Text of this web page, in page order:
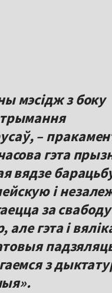
мэсідж з боку
–
гэта
вядзе
і
за
але гэта і
з